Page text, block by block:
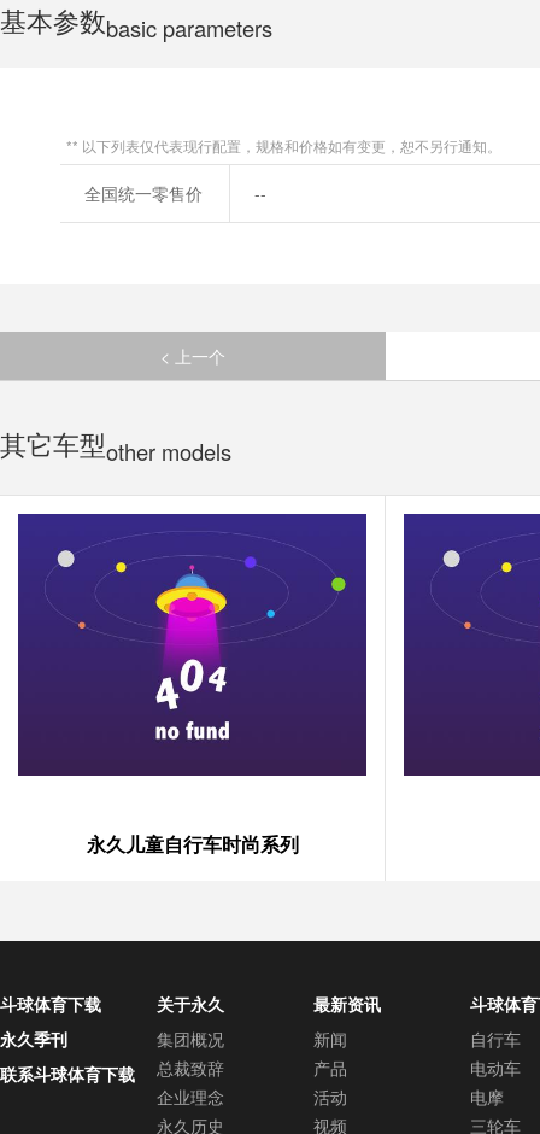
基本参数basic parameters
** 以下列表仅代表现行配置，规格和价格如有变更，恕不另行通知。
全国统一零售价 --
< 上一个
其它车型other models
永久儿童自行车时尚系列
斗球体育下载
永久季刊
联系斗球体育下载
关于永久
集团概况
总裁致辞
企业理念
永久历史
最新资讯
新闻
产品
活动
视频
斗球体
中心
自行车
电动车
电摩
三轮车